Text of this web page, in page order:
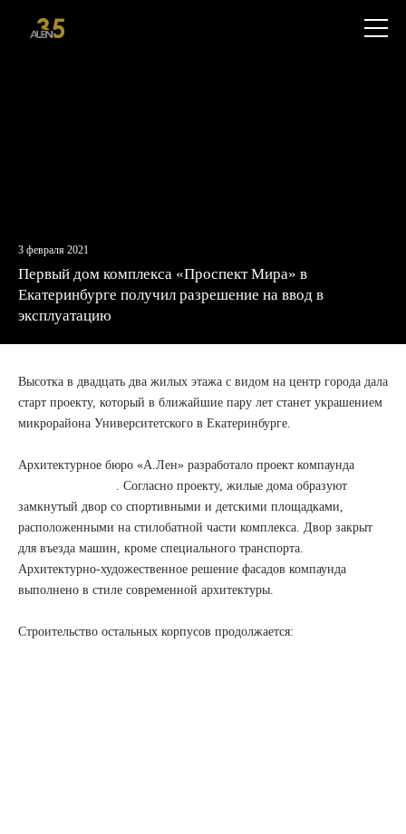
(812)меню
3 февраля 2021
Первый дом комплекса «Проспект Мира» в
Екатеринбурге получил разрешение на ввод в
эксплуатацию
Высотка в двадцать два жилых этажа с видом на центр города дала
старт проекту, который в ближайшие пару лет станет украшением
микрорайона Университетского в Екатеринбурге.
Архитектурное бюро «А.Лен» разработало проект компаунда
. Согласно проекту, жилые дома образуют
замкнутый двор со спортивными и детскими площадками,
расположенными на стилобатной части комплекса. Двор закрыт
для въезда машин, кроме специального транспорта.
Архитектурно-художественное решение фасадов компаунда
выполнено в стиле современной архитектуры.
Строительство остальных корпусов продолжается: